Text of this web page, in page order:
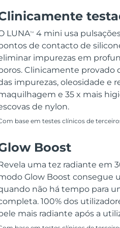
LUNATM 4 mini usa
de contacto de
impurezas em
Clinicamente provado
impurezas, oleosidade e
e 35 x mais
de nylon.
base em testes clínicos de
Boost
uma tez radiante em
Glow Boost consegue
não há tempo para
100% dos
mais radiante após a